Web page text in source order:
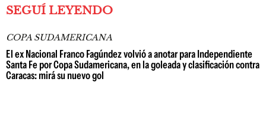
SEGUÍ LEYENDO
COPA SUDAMERICANA
El ex Nacional Franco Fagúndez volvió a anotar para Independiente
Santa Fe por Copa Sudamericana, en la goleada y clasificación contra
Caracas: mirá su nuevo gol